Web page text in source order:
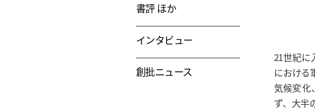
21世紀に
における
気候変化
ず、大半
書評 ほか
インタビュー
創批ニュース